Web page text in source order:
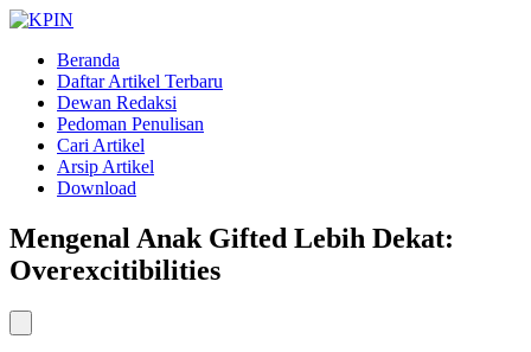
Beranda
Daftar Artikel Terbaru
Dewan Redaksi
Pedoman Penulisan
Cari Artikel
Arsip Artikel
Download
Mengenal Anak Gifted Lebih Dekat:
Overexcitibilities